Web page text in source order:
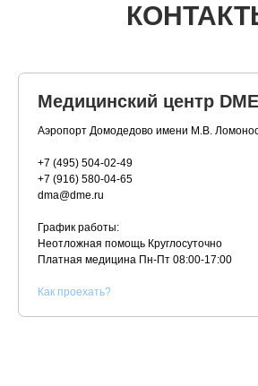
Медицинский центр
Аэропорт Домодедово имени М.В.
+7 (495) 504-02-49
+7 (916) 580-04-65
dma@dme.ru
График работы:
Неотложная помощь Круглосуточно
Платная медицина Пн-Пт 08:00-17:00
Как проехать?